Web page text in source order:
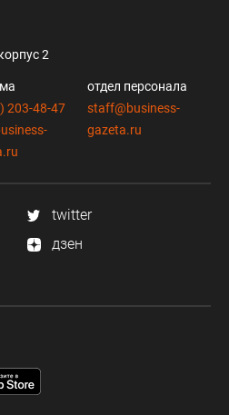
2
203-48-47
отдел персонала
staff@business-
gazeta.ru
twitter
дзен